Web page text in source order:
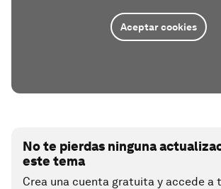
Aceptar cookies
No te pierdas ninguna
este tema
Crea una cuenta gratuita y accede a